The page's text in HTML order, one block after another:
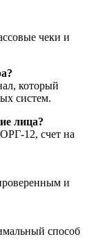
чеки и
который
систем.
лица?
12, счет на
и
способ